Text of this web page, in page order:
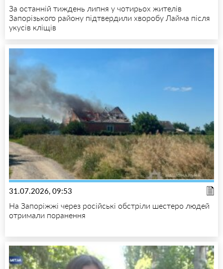
За останній тиждень липня у чотирьох жителів
Запорізького району підтвердили хворобу Лайма після
укусів кліщів
31.07.2026, 09:53
На Запоріжжі через російські обстріли шестеро людей
отримали поранення